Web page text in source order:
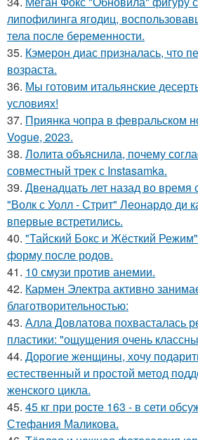
липофилинга ягодиц,
тела после беременности.
35. Кэмерон диас призналась, что
возраста.
36. Мы готовим итальянские
условиях!
37. Приянка чопра в февральском
Vogue, 2023.
38. Лолита объяснила, почему
совместный трек с Instasamka.
39. Двенадцать лет назад во
"Волк с Уолл - Стрит" Леонардо ди
впервые встретились.
40. "Тайский Бокс и Жёсткий
форму после родов.
41. 10 смузи против анемии.
42. Кармен Электра активно
благотворительностью:
43. Алла Довлатова похвасталась
пластики: "ощущения очень
44. Дорогие женщины, хочу
естественный и простой метод
женского цикла.
45. 45 кг при росте 163 - в сети
Стефания Маликова.